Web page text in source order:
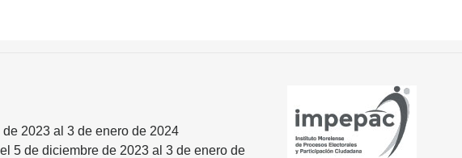
2023 al 3 de enero de 2024
5 de diciembre de 2023 al 3 de enero de